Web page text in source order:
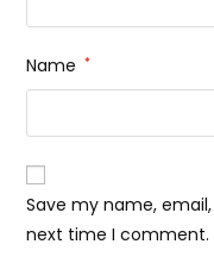
Name *
Save my name,
next time I comment.